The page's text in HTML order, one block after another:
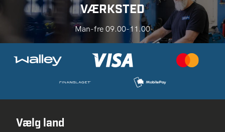
VÆRKSTED
Man-fre 09.00-11.00
Vælg land